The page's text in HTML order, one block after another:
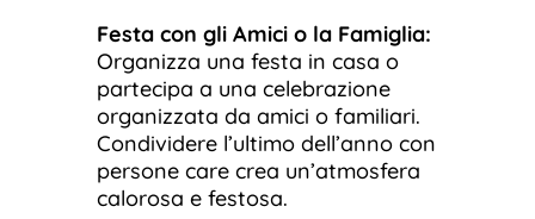
Festa con gli Amici o la Famiglia:
Organizza una festa in casa o
partecipa a una celebrazione
organizzata da amici o familiari.
Condividere l’ultimo dell’anno con
persone care crea un’atmosfera
calorosa e festosa.